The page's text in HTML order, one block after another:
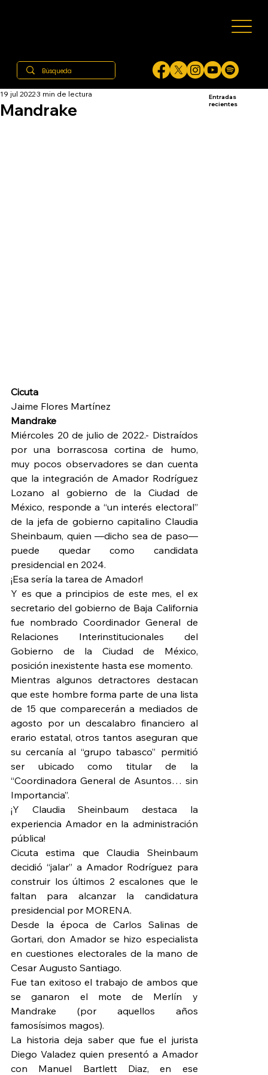
Mandrake
19 jul 20223 min de lectura
Cicuta
Jaime Flores Martínez
Mandrake
Miércoles 20 de julio de 2022.- Distraídos
por una borrascosa cortina de humo,
muy pocos observadores se dan cuenta
que la integración de Amador Rodríguez
Lozano al gobierno de la Ciudad de
México, responde a “un interés electoral”
de la jefa de gobierno capitalino Claudia
Sheinbaum, quien —dicho sea de paso—
puede quedar como candidata
presidencial en 2024.
¡Esa sería la tarea de Amador!
Y es que a principios de este mes, el ex
secretario del gobierno de Baja California
fue nombrado Coordinador General de
Relaciones Interinstitucionales del
Gobierno de la Ciudad de México,
posición inexistente hasta ese momento.
Mientras algunos detractores destacan
que este hombre forma parte de una lista
de 15 que comparecerán a mediados de
agosto por un descalabro financiero al
erario estatal, otros tantos aseguran que
su cercanía al “grupo tabasco” permitió
ser ubicado como titular de la
“Coordinadora General de Asuntos… sin
Importancia”.
¡Y Claudia Sheinbaum destaca la
experiencia Amador en la administración
pública!
Cicuta estima que Claudia Sheinbaum
decidió “jalar” a Amador Rodríguez para
construir los últimos 2 escalones que le
faltan para alcanzar la candidatura
presidencial por MORENA.
Desde la época de Carlos Salinas de
Gortari, don Amador se hizo especialista
en cuestiones electorales de la mano de
Cesar Augusto Santiago.
Fue tan exitoso el trabajo de ambos que
se ganaron el mote de Merlín y
Mandrake (por aquellos años
famosísimos magos).
La historia deja saber que fue el jurista
Diego Valadez quien presentó a Amador
con Manuel Bartlett Diaz, en ese
Entradas
recientes